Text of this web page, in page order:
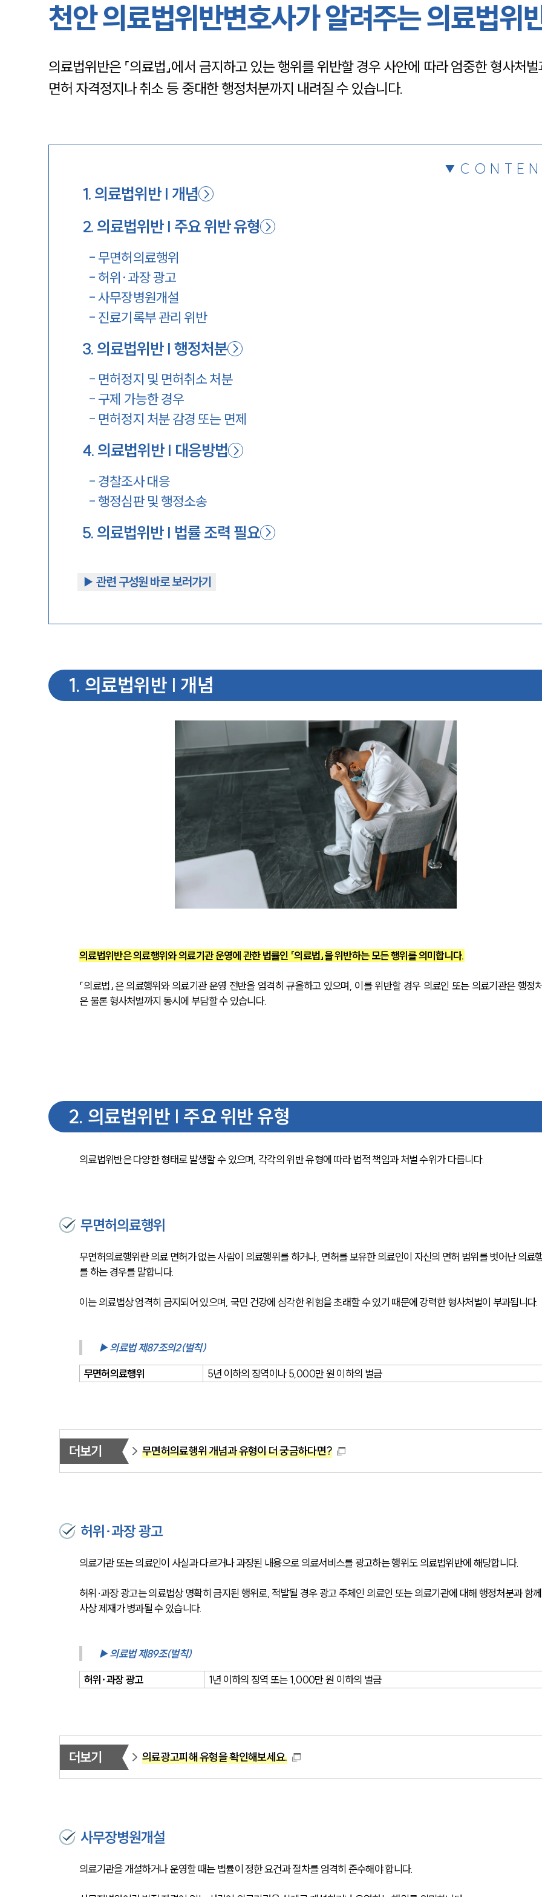
채용정보
천안 의료법위반변호사가 알려주는 의료법위
의료법위반은 「의료법」에서 금지하고 있는 행위를 위반할 경우 사안에 따라 엄중한 형사처
면허 자격정지나 취소 등 중대한 행정처분까지 내려질 수 있습니다.
1. 의료법위반 | 개념
2. 의료법위반 | 주요 위반 유형
- 무면허의료행위
- 허위·과장 광고
-사무장병원개설
- 진료기록부 관리 위반
3. 의료법위반 | 행정처분
- 면허정지 및 면허취소 처분
- 구제 가능한 경우
- 면허정지 처분 감경 또는 면제
4. 의료법위반 | 대응방법
- 경찰조사 대응
-행정심판 및 행정소송
5. 의료법위반 | 법률 조력 필요
▶︎ 관련 구성원 바로 보러가기
1. 의료법위반 | 개념
의료법위반은 의료행위와 의료기관 운영에 관한 법률인 「의료법」을 위반하는 모든 행위를 의미합니다.
「의료법」은 의료행위와 의료기관 운영 전반을 엄격히 규율하고 있으며, 이를 위반할 경우 의료인 또는 의료기관은 행정
은 물론 형사처벌까지 동시에 부담할 수 있습니다.
2. 의료법위반 | 주요 위반 유형
의료법위반은 다양한 형태로 발생할 수 있으며, 각각의 위반 유형에 따라 법적 책임과 처벌 수위가 다릅니다.
무면허의료행위
무면허의료행위란 의료 면허가 없는 사람이 의료행위를 하거나, 면허를 보유한 의료인이 자신의 면허 범위를 벗어난 의료
를 하는 경우를 말합니다.
이는 의료법상 엄격히 금지되어 있으며, 국민 건강에 심각한 위험을 초래할 수 있기 때문에 강력한 형사처벌이 부과됩니다.
▶ 의료법 제87조의2(벌칙)
무면허의료행위 5년 이하의 징역이나 5,000만 원 이하의 벌금
더보기 무면허의료행위 개념과 유형이 더 궁금하다면?
허위·과장 광고
의료기관 또는 의료인이 사실과 다르거나 과장된 내용으로 의료서비스를 광고하는 행위도 의료법위반에 해당합니다.
허위·과장 광고는 의료법상 명확히 금지된 행위로, 적발될 경우 광고 주체인 의료인 또는 의료기관에 대해 행정처분과 함
사상 제재가 병과될 수 있습니다.
▶ 의료법 제89조(벌칙)
허위·과장 광고 1년 이하의 징역 또는 1,000만 원 이하의 벌금
더보기 의료광고피해 유형을 확인해보세요.
사무장병원개설
의료기관을 개설하거나 운영할 때는 법률이 정한 요건과 절차를 엄격히 준수해야 합니다.